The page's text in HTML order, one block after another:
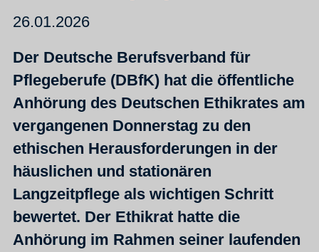
26.01.2026
Der Deutsche Berufsverband für
Pflegeberufe (DBfK) hat die öffentliche
Anhörung des Deutschen Ethikrates am
vergangenen Donnerstag zu den
ethischen Herausforderungen in der
häuslichen und stationären
Langzeitpflege als wichtigen Schritt
bewertet. Der Ethikrat hatte die
Anhörung im Rahmen seiner laufenden